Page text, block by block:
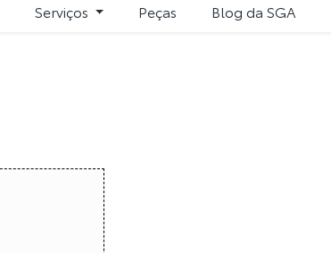
Serviços Peças Blog da SGA